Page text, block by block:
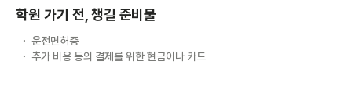
학원 가기 전, 챙길 준비물
운전면허증
추가 비용 등의 결제를 위한 현금이나 카드